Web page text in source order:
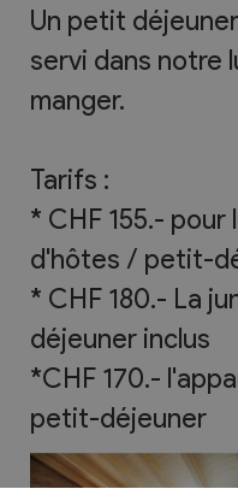
Un petit
servi dans notre
manger.
Tarifs :
* CHF 155.- pour
d'hôtes / petit-
* CHF 180.- La
déjeuner inclus
*CHF 170.-
petit-déjeuner